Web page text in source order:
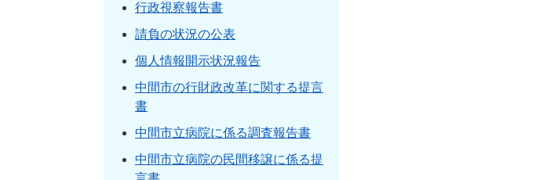
行政視察報告書
請負の状況の公表
個人情報開示状況報告
中間市の行財政改革に関する提言
書
中間市立病院に係る調査報告書
中間市立病院の民間移譲に係る提